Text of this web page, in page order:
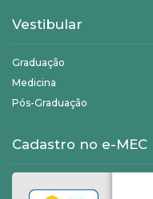
Vestibular
Graduação
Medicina
Pós-Graduação
Cadastro no e-MEC